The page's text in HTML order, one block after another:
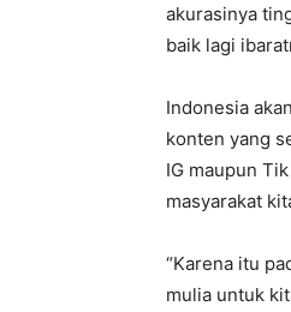
akurasinya
baik lagi
Indonesia
konten yang
IG maupun
masyarakat
“Karena itu
mulia untuk